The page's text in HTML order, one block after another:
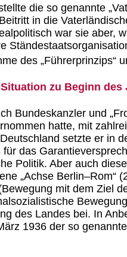
die so genannte
in die
war sie aber,
des „Führerprinzips“
zu Beginn des
Bundeskanzler und
hatte, mit
setzte er in
das
Politik. Aber auch
„Achse
mit dem Ziel
des Landes bei. In
1936 der so